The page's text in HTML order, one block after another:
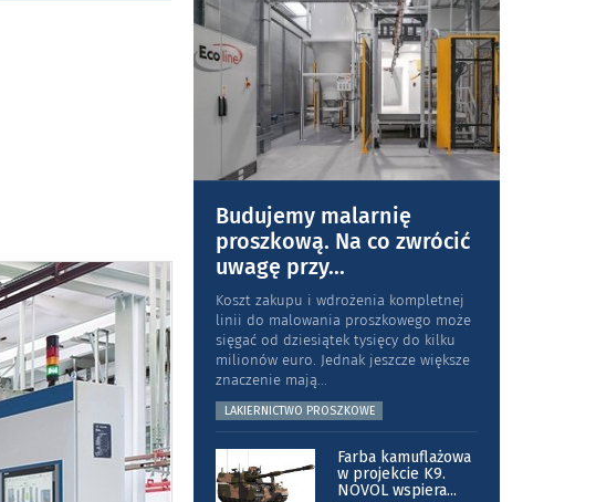
Budujemy malarnię
proszkową. Na co zwrócić
uwagę przy...
Koszt zakupu i wdrożenia kompletnej
linii do malowania proszkowego może
sięgać od dziesiątek tysięcy do kilku
milionów euro. Jednak jeszcze większe
znaczenie mają...
LAKIERNICTWO PROSZKOWE
Farba kamuflażowa
w projekcie K9.
NOVOL wspiera...